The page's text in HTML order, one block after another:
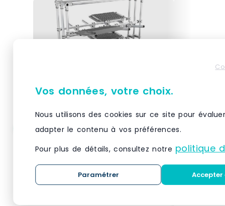
Cantilver 3 niveaux
Le Cantilever 3 niveaux est une
solution de stockage idéale pour
Le
apporte
Vos données, votre choix.
Nous utilisons des cookies sur ce site pour
adapter le contenu à vos préférences.
Pour plus de détails, consultez notre politique
Paramétrer